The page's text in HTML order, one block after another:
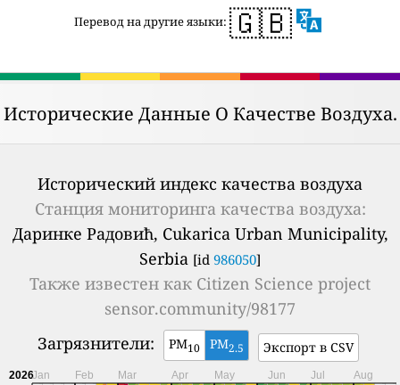
Перевод на другие языки: 🇬🇧
Исторические Данные О Качестве Воздуха.
Исторический индекс качества воздуха
Станция мониторинга качества воздуха:
Даринке Радовић, Cukarica Urban Municipality,
Serbia [id 986050]
Также известен как Citizen Science project
sensor.community/98177
Загрязнители:
PM10 PM2.5 Экспорт в CSV
2026Jan Feb Mar Apr May Jun Jul Aug